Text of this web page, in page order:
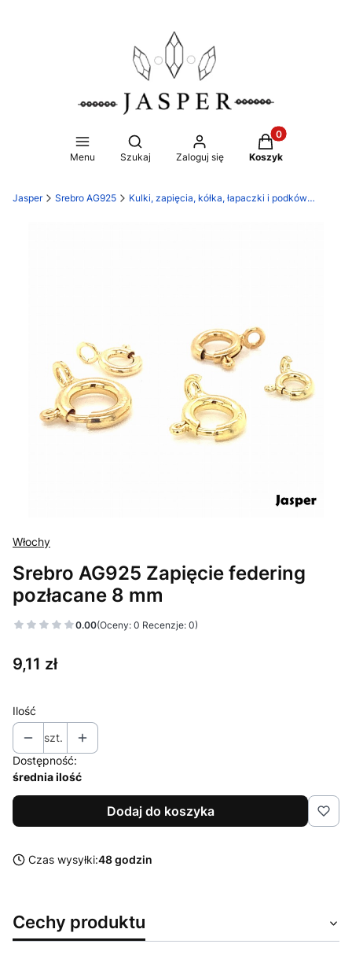
Menu
Otwórz wyszukiwarkę
Szukaj Zaloguj się
Produkty w
Koszyk
Jasper Srebro AG925 Kulki, zapięcia, kółka, łapaczki i podkówki oraz maskownice
Włochy
Srebro AG925 Zapięcie federing
pozłacane 8 mm
0.00(Oceny: 0 Recenzje: 0)
Cena
9,11 zł
Ilość
szt.
Dostępność:
średnia ilość
Dodaj do koszyka
Czas wysyłki:48 godzin
Cechy produktu